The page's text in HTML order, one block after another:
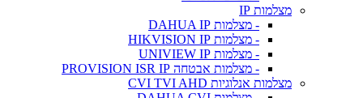
מצלמות IP
- מצלמות DAHUA IP
- מצלמות HIKVISION IP
- מצלמות UNIVIEW IP
- מצלמות אבטחה PROVISION ISR IP
מצלמות אנלוגיות CVI TVI AHD